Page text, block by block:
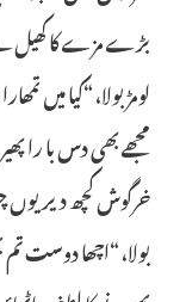
بڑے مزے کا کھیل
لومڑ بولا، “کیا میں
مجھے بھی دس با را
خرگوش کچھ دیر یوں
بولا، “اچھا دوست تم